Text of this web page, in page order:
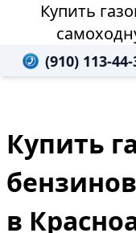
Купить
(910) 113-
Купить
в